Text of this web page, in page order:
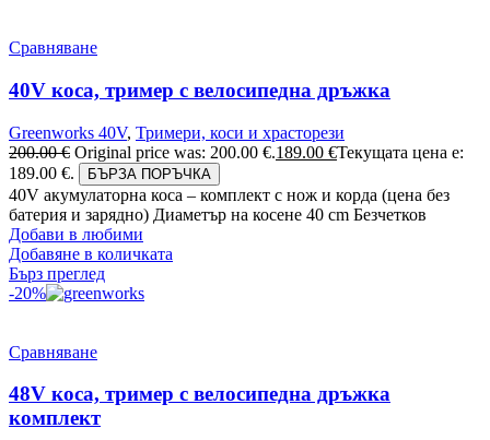
Сравняване
40V коса, тример с велосипедна дръжка
Greenworks 40V, Тримери, коси и храсторези
200.00€ Original price was: 200.00 €.189.00 €Текущата цена е:
189.00 €.
БЪРЗА ПОРЪЧКА
40V акумулаторна коса – комплект с нож и корда (цена без
батерия и зарядно) Диаметър на косене 40 cm Безчетков
Добави в любими
Добавяне в количката
Бърз преглед
-20%
Сравняване
48V коса, тример с велосипедна дръжка
комплект